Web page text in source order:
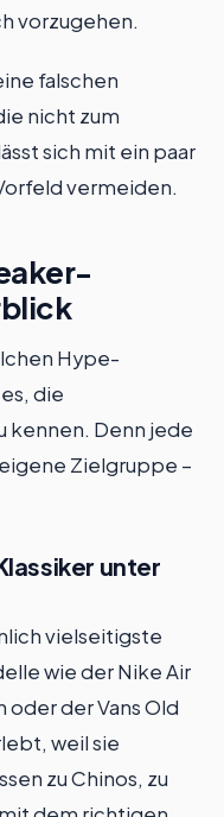
vorzugehen.
falschen
nicht zum
sich mit ein paar
vermeiden.
Hype-
die
kennen. Denn jede
Zielgruppe –
unter
vielseitigste
wie der Nike Air
oder der Vans Old
weil sie
zu Chinos, zu